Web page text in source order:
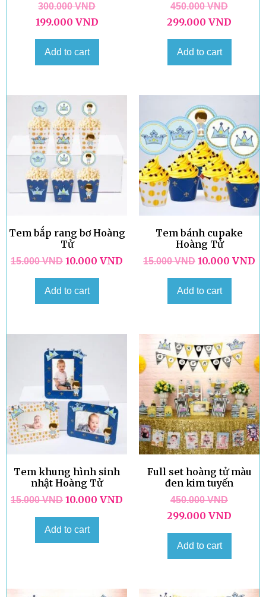
300.000VND
199.000 VND
Add to cart
450.000VND
299.000 VND
Add to cart
Tem bắp rang bơ Hoàng
Tử
15.000VND 10.000 VND
Add to cart
Tem bánh cupake
Hoàng Tử
15.000VND 10.000 VND
Add to cart
Tem khung hình sinh
nhật Hoàng Tử
15.000VND 10.000 VND
Add to cart
Full set hoàng tử màu
đen kim tuyến
450.000VND
299.000 VND
Add to cart